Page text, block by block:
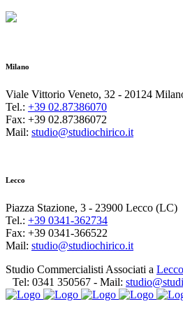
Milano
Viale Vittorio Veneto, 32 - 20124
Tel.: +39 02.87386070
Fax: +39 02.87386072
Mail: studio@studiochirico.it
Lecco
Piazza Stazione, 3 - 23900 Lecco (LC)
Tel.: +39 0341-362734
Fax: +39 0341-366522
Mail: studio@studiochirico.it
Studio Commercialisti Associati a Lecco
Tel: 0341 350567 - Mail: